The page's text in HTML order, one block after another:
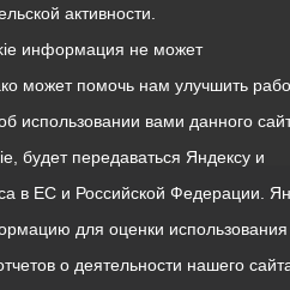
активности.
информация не может
может помочь нам улучшить
использовании вами данного
будет передаваться Яндексу и
в ЕС и Российской Федерации.
для оценки
о деятельности нашего